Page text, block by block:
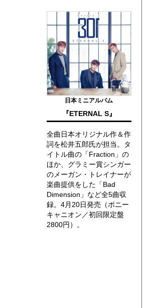
日本ミニアルバム
『ETERNAL S』
全曲日本オリジナル作＆作
詞を松井五郎氏が担当。タ
イトル曲の「Fraction」の
ほか、グラミー賞シンガー
のメーガン・トレイナーが
楽曲提供をした「Bad
Dimension」など全5曲収
録。4月20日発売（ポニー
キャニオン／初回限定盤
2800円）。